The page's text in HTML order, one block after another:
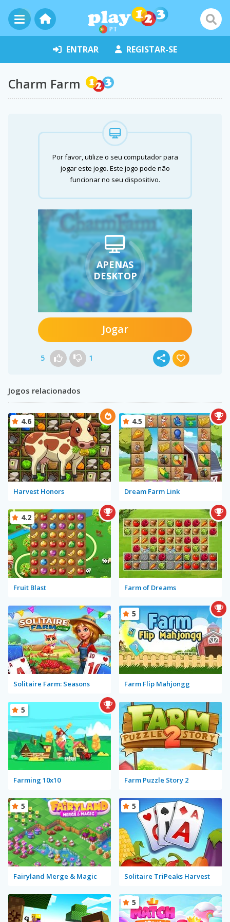
PT
ENTRAR REGISTAR-SE
Charm Farm
Por favor, utilize o seu computador para
jogar este jogo. Este jogo pode não
funcionar no seu dispositivo.
APENAS
DESKTOP
Jogar
5 1
Jogos relacionados
Harvest Honors
4.6
Dream Farm Link
4.5
Fruit Blast
4.2
Farm of Dreams
Solitaire Farm: Seasons Farm Flip Mahjongg
5
Farming 10x10
5
Farm Puzzle Story 2
Fairyland Merge & Magic
5
Solitaire TriPeaks Harvest
5
5